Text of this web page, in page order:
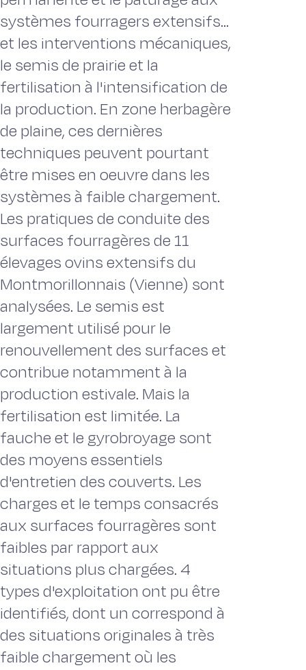
systèmes fourragers extensifs...
et les interventions mécaniques,
le semis de prairie et la
fertilisation à l'intensification de
la production. En zone herbagère
de plaine, ces dernières
techniques peuvent pourtant
être mises en oeuvre dans les
systèmes à faible chargement.
Les pratiques de conduite des
surfaces fourragères de 11
élevages ovins extensifs du
Montmorillonnais (Vienne) sont
analysées. Le semis est
largement utilisé pour le
renouvellement des surfaces et
contribue notamment à la
production estivale. Mais la
fertilisation est limitée. La
fauche et le gyrobroyage sont
des moyens essentiels
d'entretien des couverts. Les
charges et le temps consacrés
aux surfaces fourragères sont
faibles par rapport aux
situations plus chargées. 4
types d'exploitation ont pu être
identifiés, dont un correspond à
des situations originales à très
faible chargement où les